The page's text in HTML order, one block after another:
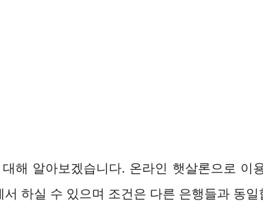
해 알아보겠습니다. 온라인 햇살론으로 이
하실 수 있으며 조건은 다른 은행들과 동일